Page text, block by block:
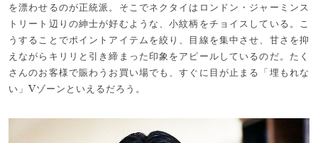
を漂わせるのが正統派。そこでネクタイはロンドン・ジャーミンス
トリート辺りの紳士が好むような、小紋柄をチョイスしている。こ
うすることでポイントアイテムを絞り、目線を集中させ、甘さを抑
えながらキリリと引き締まった印象をアピールしているのだ。たく
さんのお客様で賑わうお買い場でも、すぐに目が止まる「埋もれな
い」Vゾーンといえるだろう。